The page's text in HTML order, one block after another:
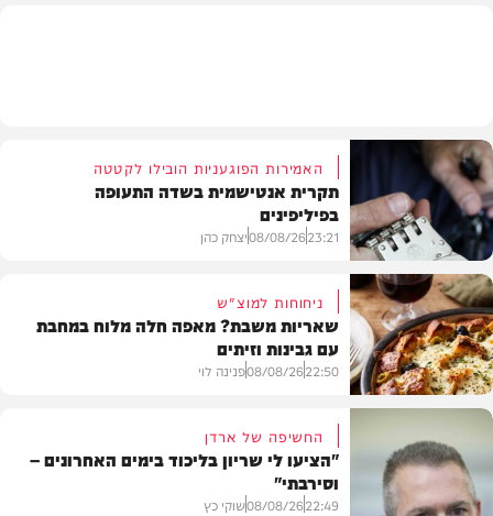
חדשות
האמירות הפוגעניות הובילו לקטטה
תקרית אנטישמית בשדה התעופה
בפיליפינים
23:21
08/08/26יצחק כהן
מתכונים
ניחוחות למוצ"ש
שאריות משבת? מאפה חלה מלוח במחבת
עם גבינות וזיתים
22:50
08/08/26פנינה לוי
החשיפה של ארדן
"הציעו לי שריון בליכוד בימים האחרונים –
וסירבתי"
22:49
08/08/26שוקי כץ